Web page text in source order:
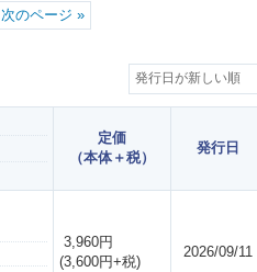
次のページ »
定価
（本体＋税）
発行日
3,960円
(3,600円+税)
2026/09/11